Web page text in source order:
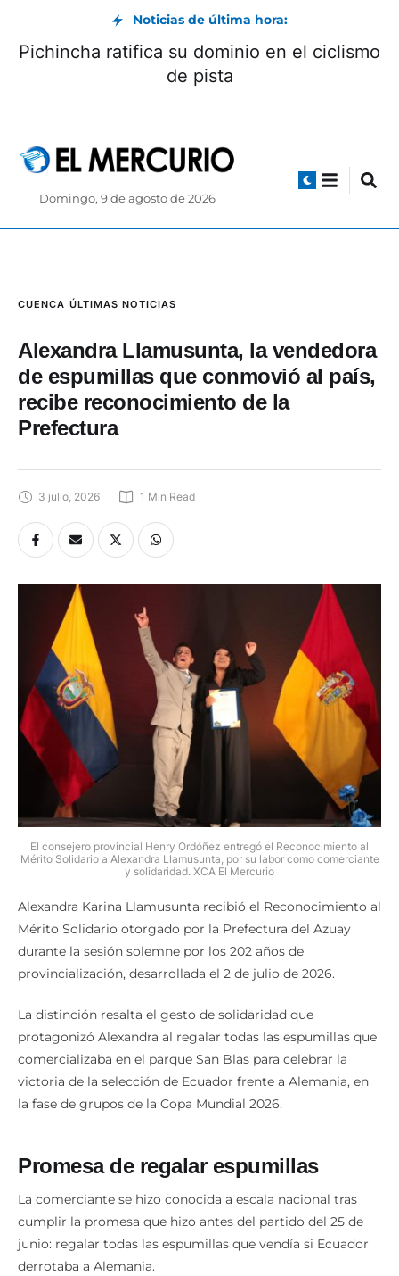
Noticias de última hora:
Pichincha ratifica su dominio en el ciclismo
de pista
Domingo, 9 de agosto de 2026
CUENCA ÚLTIMAS NOTICIAS
Alexandra Llamusunta, la vendedora
de espumillas que conmovió al país,
recibe reconocimiento de la
Prefectura
3 julio, 2026 1 Min Read
El consejero provincial Henry Ordóñez entregó el Reconocimiento al
Mérito Solidario a Alexandra Llamusunta, por su labor como comerciante
y solidaridad. XCA El Mercurio
Alexandra Karina Llamusunta recibió el Reconocimiento al
Mérito Solidario otorgado por la Prefectura del Azuay
durante la sesión solemne por los 202 años de
provincialización, desarrollada el 2 de julio de 2026.
La distinción resalta el gesto de solidaridad que
protagonizó Alexandra al regalar todas las espumillas que
comercializaba en el parque San Blas para celebrar la
victoria de la selección de Ecuador frente a Alemania, en
la fase de grupos de la Copa Mundial 2026.
Promesa de regalar espumillas
La comerciante se hizo conocida a escala nacional tras
cumplir la promesa que hizo antes del partido del 25 de
junio: regalar todas las espumillas que vendía si Ecuador
derrotaba a Alemania.